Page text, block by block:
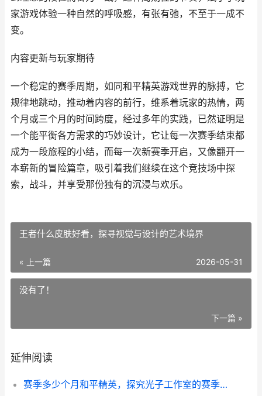
家游戏体验一种自然的呼吸感，有张有弛，不至于一成不
变。
内容更新与玩家期待
一个稳定的赛季周期，如同和平精英游戏世界的脉搏，它
规律地跳动，推动着内容的前行，维系着玩家的热情，两
个月或三个月的时间跨度，经过多年的实践，已然证明是
一个能平衡各方需求的巧妙设计，它让每一次赛季结束都
成为一段旅程的小结，而每一次新赛季开启，又像翻开一
本崭新的冒险篇章，吸引着我们继续在这个竞技场中探
索，战斗，并享受那份独有的沉浸与欢乐。
王者什么皮肤好看，探寻视觉与设计的艺术境界
« 上一篇 2026-05-31
没有了！
下一篇 »
延伸阅读
赛季多少个月和平精英，探究光子工作室的赛季周期策略